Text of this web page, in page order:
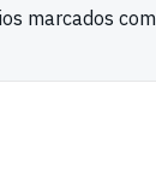
marcados com